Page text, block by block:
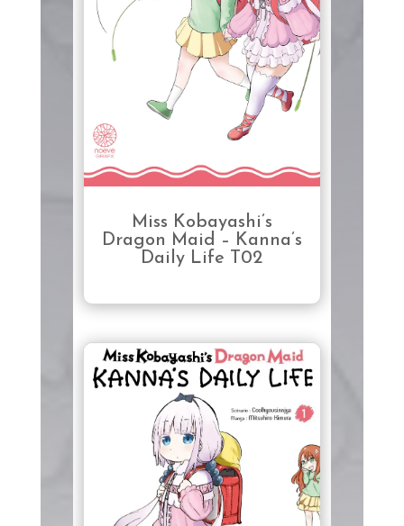
Miss Kobayashi’s
Dragon Maid – Kanna’s
Daily Life T02